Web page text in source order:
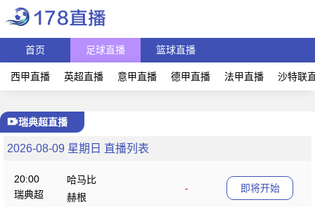
首页 足球直播 篮球直播
西甲直播 英超直播 意甲直播 德甲直播 法甲直播 沙特联
瑞典超直播
2026-08-09 星期日 直播列表
20:00
瑞典超
哈马比
-
赫根
即将开始